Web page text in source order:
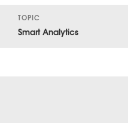
TOPIC
Smart Analytics